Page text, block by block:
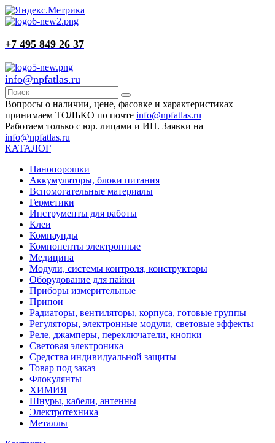
+7 495 849 26 37
info@npfatlas.ru
Вопросы о наличии, цене, фасовке и характеристиках
принимаем ТОЛЬКО по почте info@npfatlas.ru
Работаем только с юр. лицами и ИП. Заявки на
info@npfatlas.ru
КАТАЛОГ
Нанопорошки
Аккумуляторы, блоки питания
Вспомогательные материалы
Герметики
Инструменты для работы
Клеи
Компаунды
Компоненты электронные
Медицина
Модули, системы контроля, конструкторы
Оборудование для пайки
Приборы измерительные
Припои
Радиаторы, вентиляторы, корпуса, готовые группы
Регуляторы, электронные модули, световые эффекты
Реле, джамперы, переключатели, кнопки
Световая электроника
Средства индивидуальной защиты
Товар под заказ
Флокулянты
ХИМИЯ
Шнуры, кабели, антенны
Электротехника
Металлы